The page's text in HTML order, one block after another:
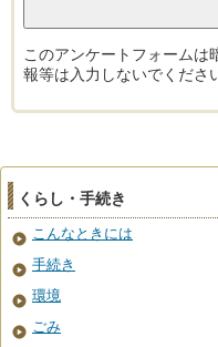
このアンケートフォームは
報等は入力しないでくださ
くらし・手続き
こんなときには
手続き
環境
ごみ